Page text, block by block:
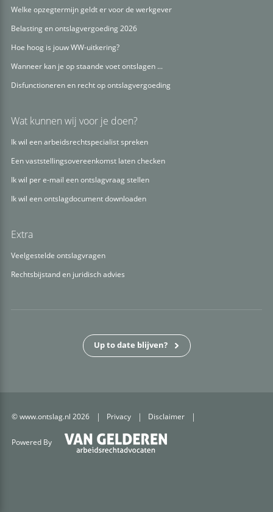
Welke opzegtermijn geldt er voor de werkgever
Belasting en ontslagvergoeding 2026
Hoe hoog is jouw WW-uitkering?
Wanneer kan je op staande voet ontslagen ...
Disfunctioneren en recht op ontslagvergoeding
Wat kunnen wij voor je doen?
Ik wil een arbeidsrechtspecialist spreken
Een vaststellingsovereenkomst laten checken
Ik wil per e-mail een ontslagvraag stellen
Ik wil een ontslagdocument downloaden
Extra
Veelgestelde ontslagvragen
Rechtsbijstand en juridisch advies
Up to date blijven?
© www.ontslag.nl 2026 Privacy Disclaimer
Powered By